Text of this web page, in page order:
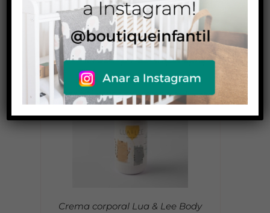
55,00€
Crema corporal Lua & Lee Body